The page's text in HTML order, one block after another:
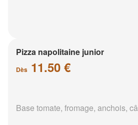
Pizza napolitaine junior
Dès 11.50 €
Base tomate, fromage, anchois,